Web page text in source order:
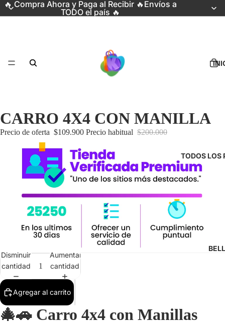
🔥 Compra Ahora y Paga al Recibir 🔥Envíos a
TODO el país 🔥
TODOS LOS
CARRO 4X4 CON MANILLA
Precio de oferta $109.900 Precio habitual $200.000
Disminuir
cantidad
Aumentar
cantidad
Agregar al carrito
🎄🚗 Carro 4x4 con Manillas